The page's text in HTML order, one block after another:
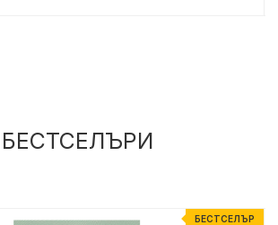
БЕСТСЕЛЪРИ
БЕСТСЕЛЪР